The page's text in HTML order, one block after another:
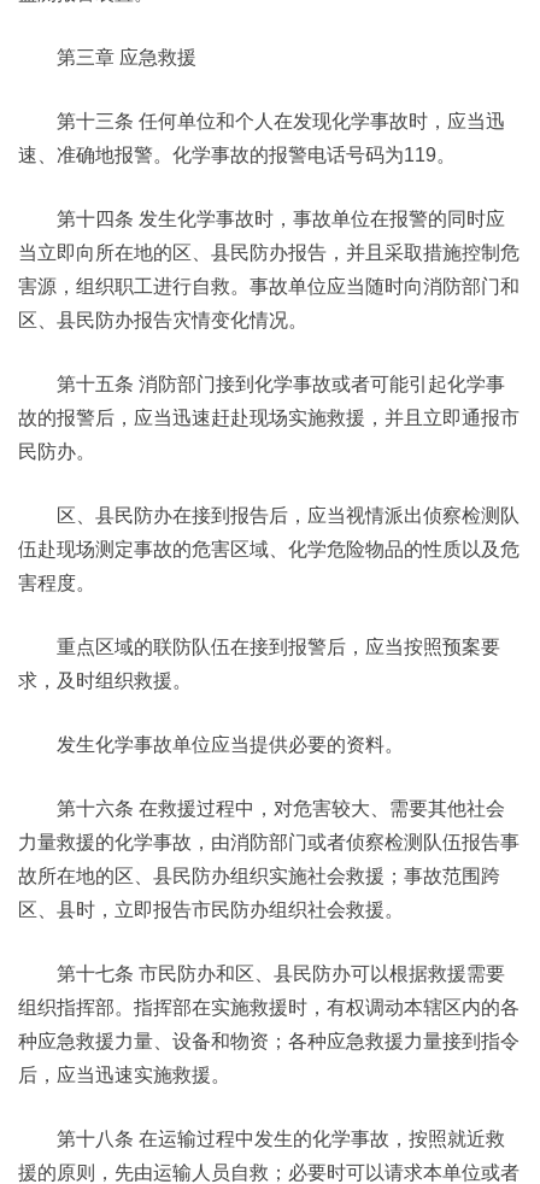
第三章 应急救援
第十三条 任何单位和个人在发现化学事故时，应当迅
速、准确地报警。化学事故的报警电话号码为119。
第十四条 发生化学事故时，事故单位在报警的同时应
当立即向所在地的区、县民防办报告，并且采取措施控制危
害源，组织职工进行自救。事故单位应当随时向消防部门和
区、县民防办报告灾情变化情况。
第十五条 消防部门接到化学事故或者可能引起化学事
故的报警后，应当迅速赶赴现场实施救援，并且立即通报市
民防办。
区、县民防办在接到报告后，应当视情派出侦察检测队
伍赴现场测定事故的危害区域、化学危险物品的性质以及危
害程度。
重点区域的联防队伍在接到报警后，应当按照预案要
求，及时组织救援。
发生化学事故单位应当提供必要的资料。
第十六条 在救援过程中，对危害较大、需要其他社会
力量救援的化学事故，由消防部门或者侦察检测队伍报告事
故所在地的区、县民防办组织实施社会救援；事故范围跨
区、县时，立即报告市民防办组织社会救援。
第十七条 市民防办和区、县民防办可以根据救援需要
组织指挥部。指挥部在实施救援时，有权调动本辖区内的各
种应急救援力量、设备和物资；各种应急救援力量接到指令
后，应当迅速实施救援。
第十八条 在运输过程中发生的化学事故，按照就近救
援的原则，先由运输人员自救；必要时可以请求本单位或者